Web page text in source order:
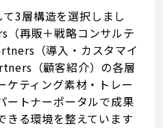
3層構造を選択しまし
再販＋戦略コンサルテ
（導入・カスタマイ
（顧客紹介）の各層
ケティング素材・トレー
ートナーポータルで成果
きる環境を整えています